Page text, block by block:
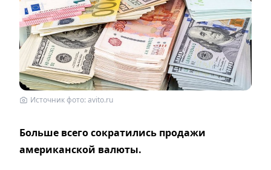
Источник фото: avito.ru
Больше всего сократились продажи
американской валюты.